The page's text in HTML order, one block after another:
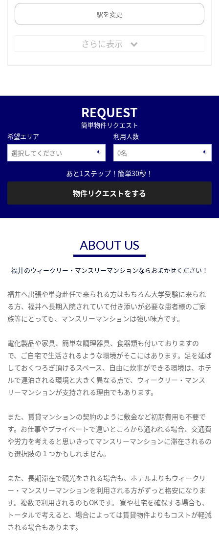
駅を変更
さらに表示
REQUEST
簡単物件リクエスト
希望エリア
利用人数
あと1ステップ！簡単30秒！
物件リクエストをする
ABOUT US
福井のウィークリー・マンスリーマンションならおまかせください！
福井へ出張や単身赴任で来られる方はもちろん大学受験に来られ
る方、福井へ長期入院されていて付き添いが必要な患者様のご家
族等にとっても、マンスリーマンションは強い味方です。
電化製品や家具、簡単な調理器具、食器類も付いておりますの
で、ご自宅で生活されるような環境がそこにはあります。足を延ば
しておくつろぎ頂けるスペース、自由に炊事ができる環境は、ホテ
ルで連泊される環境と大きく異なる点で、ウィークリー・マンス
リーマンションが支持される理由でもあります。
また、賃貸マンションの契約のように敷金など初期費用も不要で
す。お仕事やプライベートで遠いところから通われる場合、交通費
や労力を考えると思いきってマンスリーマンションに滞在されるの
も選択肢の１つかもしれません。
また、長期滞在で観光をされる場合も、ホテルよりもウィークリ
ー・マンスリーマンションを利用される方がずっと格安になりま
す。複数で利用されるのもOKです。 寮や社宅を確保する場合も、
トータルで考えると、場合によっては賃貸物件よりもコストが軽減
される場合もあります。